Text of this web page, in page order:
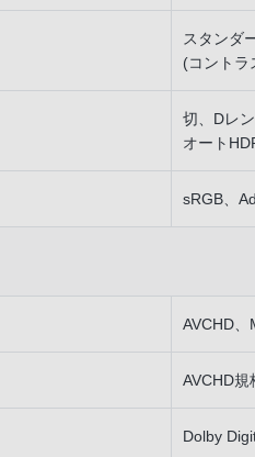
スタンダ
(コントラ
切、Dレ
オート
sRGB、
AVCHD、
AVCHD規
Dolby